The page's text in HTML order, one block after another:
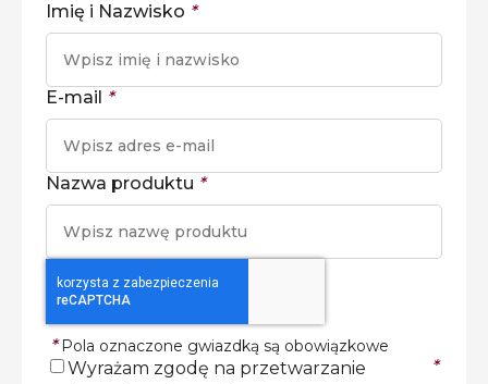
Imię i Nazwisko *
E-mail *
Nazwa produktu *
* Pola oznaczone gwiazdką są obowiązkowe
Wyrażam zgodę na przetwarzanie
*